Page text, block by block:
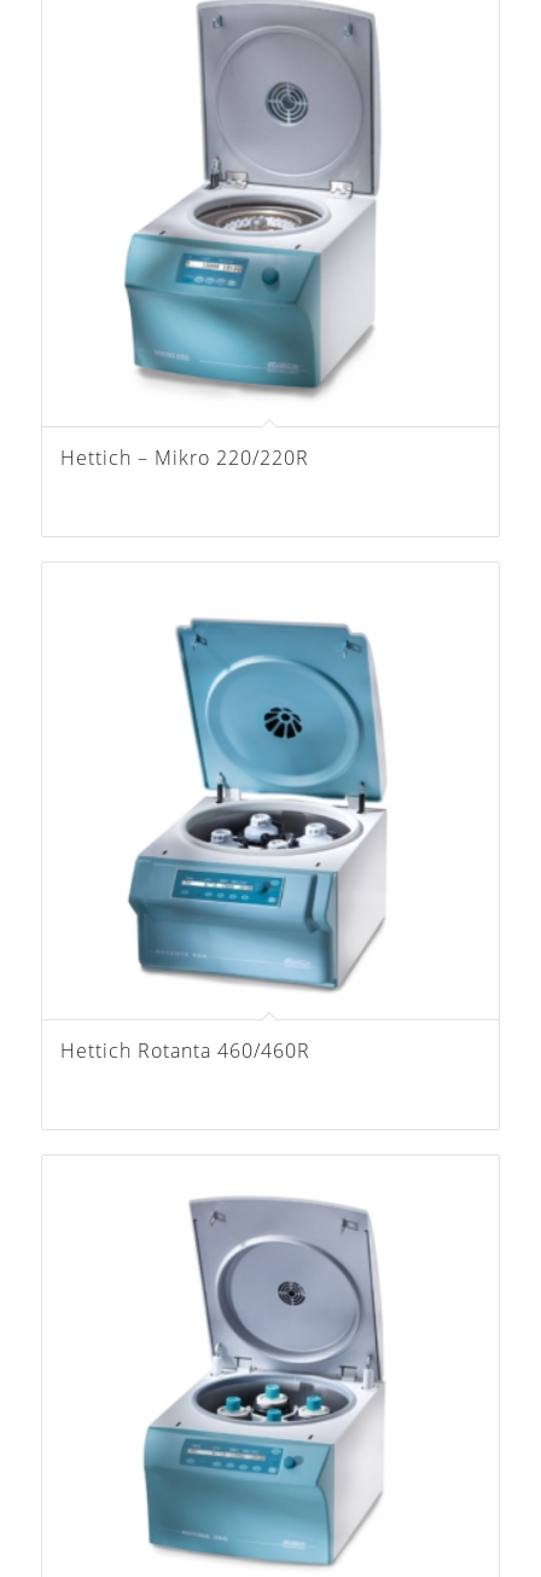
Hettich – Mikro 220/220R
Hettich Rotanta 460/460R